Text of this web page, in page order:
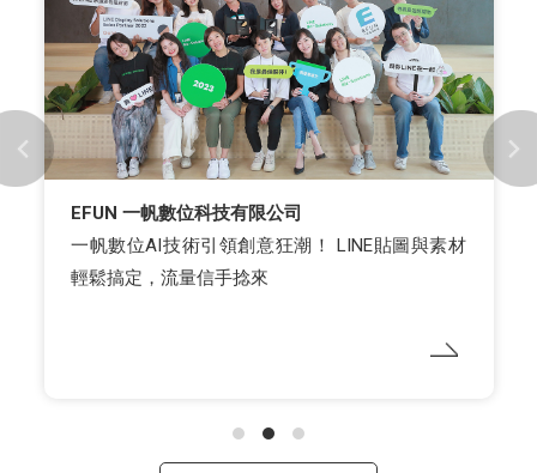
cacaFly & 尬廣 & 台灣微告
2023 LINE LAP功夫王Workshop三強鼎立！
cacaFly、尬廣、台灣微告 解析最新LAP操作策